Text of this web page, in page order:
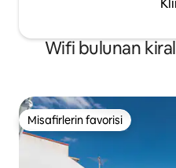
Wifi bulunan
Misafirlerin favorisi
Misafirlerin favorisi